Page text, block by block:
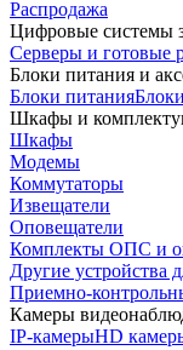
Распродажа
Цифровые системы
Серверы и готовые
Блоки питания и
Блоки питания
Шкафы и
Шкафы
Модемы
Коммутаторы
Извещатели
Оповещатели
Комплекты ОПС и
Другие
Приемно-
Камеры
IP-камерыHD